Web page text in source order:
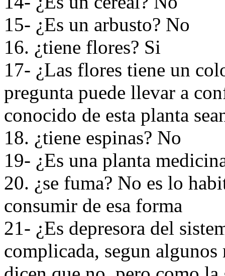
15- ¿Es un arbusto? No
16. ¿tiene flores? Si
17- ¿Las flores tiene un
pregunta puede llevar a
conocido de esta planta
18. ¿tiene espinas? No
19- ¿Es una planta
20. ¿se fuma? No es lo
consumir de esa forma
21- ¿Es depresora del
complicada, segun